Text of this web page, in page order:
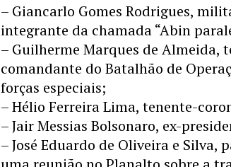
– Giancarlo Gomes Rodrigues,
integrante da chamada “Abin
– Guilherme Marques de Almeida,
comandante do Batalhão de
forças especiais;
– Hélio Ferreira Lima, tenente-
– Jair Messias Bolsonaro, ex-
– José Eduardo de Oliveira e